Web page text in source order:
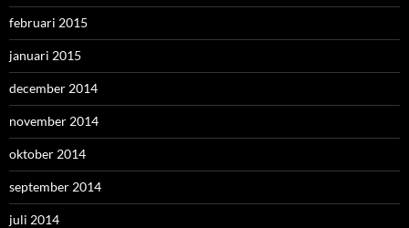
februari 2015
januari 2015
december 2014
november 2014
oktober 2014
september 2014
juli 2014